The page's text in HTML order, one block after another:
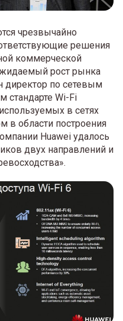
чрезвычайно
решения
коммерческой
рост рынка
директор по сетевым
стандарте Wi-Fi
в сетях
в области построения
Huawei удалось
двух направлений и